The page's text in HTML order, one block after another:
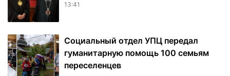
13:41
Социальный отдел УПЦ передал
гуманитарную помощь 100 семьям
переселенцев